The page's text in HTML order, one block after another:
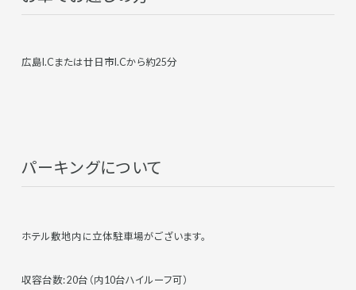
広島I.Cまたは廿日市I.Cから約25分
パーキングについて
ホテル敷地内に立体駐車場がございます。
収容台数: 20台（内10台ハイルーフ可）